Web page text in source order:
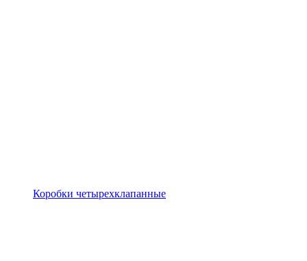
Коробки четырехклапанные